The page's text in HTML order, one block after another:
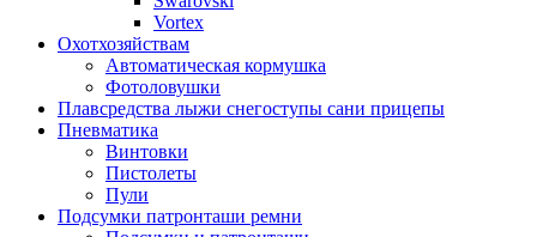
Vortex
Охотхозяйствам
Автоматическая кормушка
Фотоловушки
Плавсредства лыжи снегоступы сани прицепы
Пневматика
Винтовки
Пистолеты
Пули
Подсумки патронташи ремни